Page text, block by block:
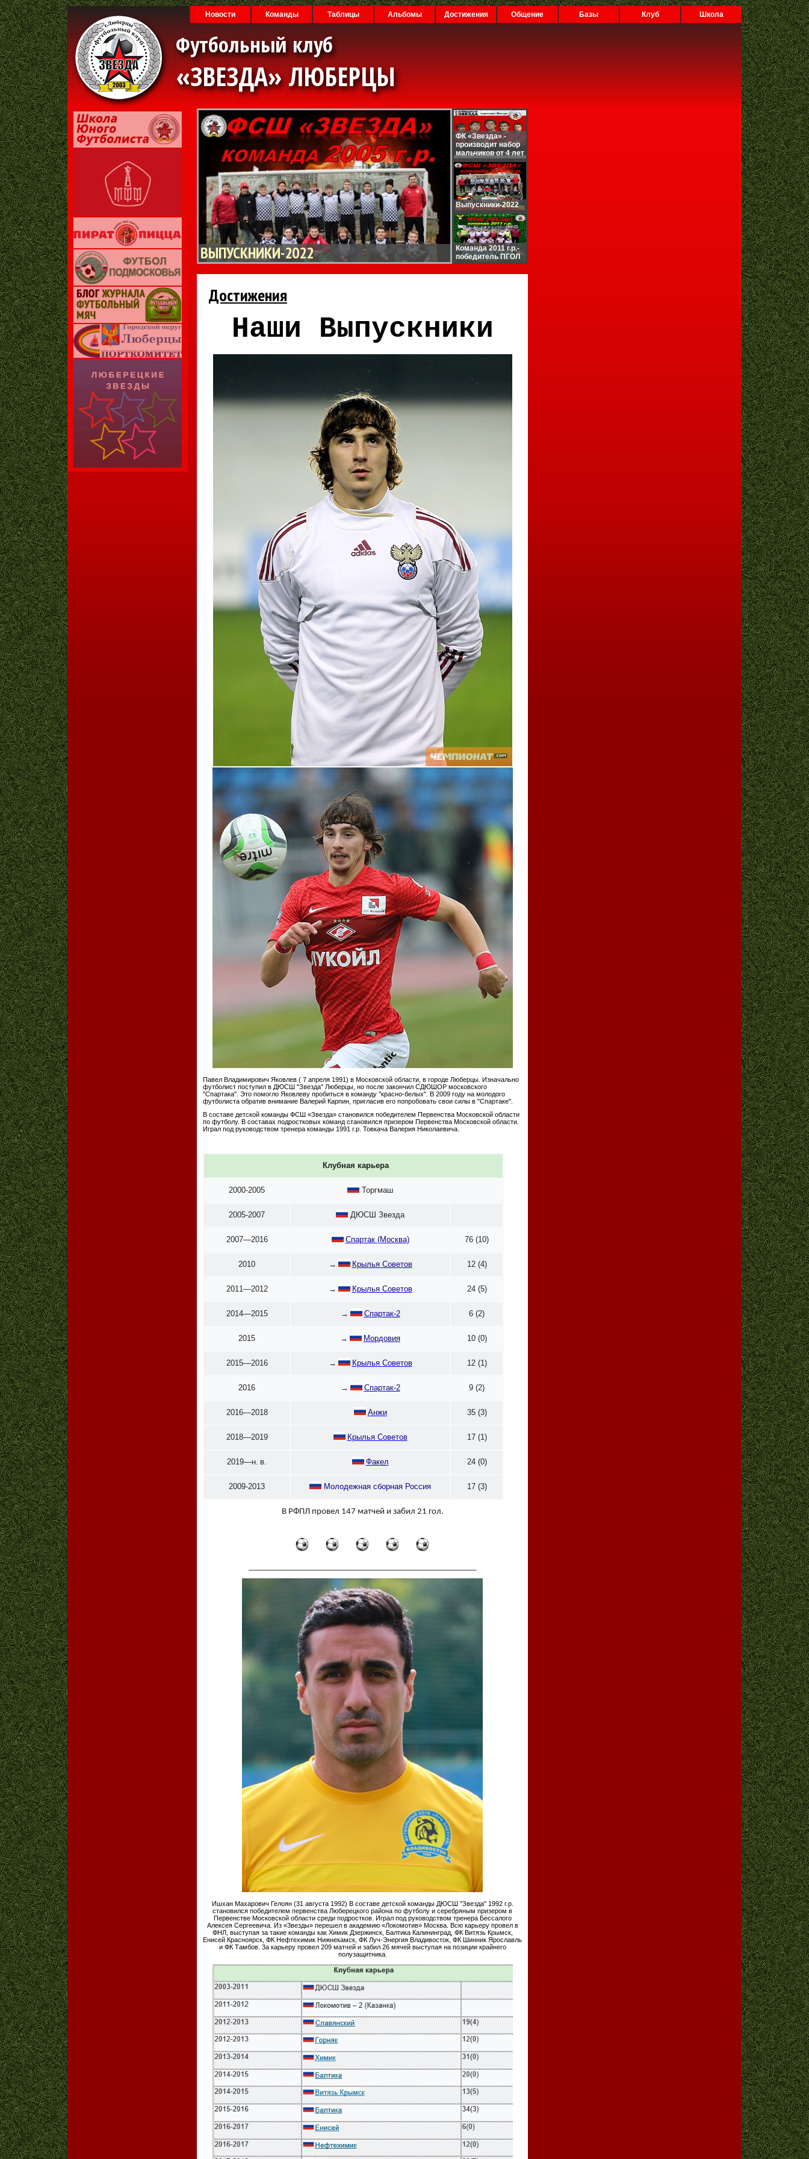
Новости Команды Таблицы Альбомы Достижения Общение Базы Клуб Школа
Футбольный клуб
«ЗВЕЗДА» ЛЮБЕРЦЫ
ВЫПУСКНИКИ-2022
ФК «Звезда» -
производит набор
мальчиков от 4 лет
Выпускники-2022
Команда 2011 г.р.-
победитель ПГОЛ
Достижения
Наши Выпускники
Павел Владимирович Яковлев ( 7 апреля 1991) в Московской области, в городе Люберцы. Изначально
футболист поступил в ДЮСШ "Звезда" Люберцы, но после закончил СДЮШОР московского
"Спартака". Это помогло Яковлеву пробиться в команду "красно-белых". В 2009 году на молодого
футболиста обратив внимание Валерий Карпин, пригласив его попробовать свои силы в "Спартаке".
В составе детской команды ФСШ «Звезда» становился победителем Первенства Московской области
по футболу. В составах подростковых команд становился призером Первенства Московской области.
Играл под руководством тренера команды 1991 г.р. Товкача Валерия Николаевича.
Клубная карьера
2000-2005 Торгмаш
2005-2007 ДЮСШ Звезда
2007—2016 Спартак (Москва) 76 (10)
2010 → Крылья Советов 12 (4)
2011—2012 → Крылья Советов 24 (5)
2014—2015 → Спартак-2 6 (2)
2015 → Мордовия 10 (0)
2015—2016 → Крылья Советов 12 (1)
2016 → Спартак-2 9 (2)
2016—2018 Анжи 35 (3)
2018—2019 Крылья Советов 17 (1)
2019—н. в. Факел 24 (0)
2009-2013 Молодежная сборная Россия 17 (3)
В РФПЛ провел 147 матчей и забил 21 гол.
Ишхан Махарович Гелоян (31 августа 1992) В составе детской команды ДЮСШ "Звезда" 1992 г.р.
становился победителем первенства Люберецкого района по футболу и серебряным призером в
Первенстве Московской области среди подростков. Играл под руководством тренера Бессалого
Алексея Сергеевича. Из «3везды» перешел в академию «Локомотив» Москва. Всю карьеру провел в
ФНЛ, выступая за такие команды как Химик Дзержинск, Балтика Калининград, ФК Витязь Крымск,
Енисей Красноярск, ФК Нефтехимик Нижнекамск, ФК Луч-Энергия Владивосток, ФК Шинник Ярославль
и ФК Тамбов. 3а карьеру провел 209 матчей и забил 26 мячей выступая на позиции крайнего
полузащитника.